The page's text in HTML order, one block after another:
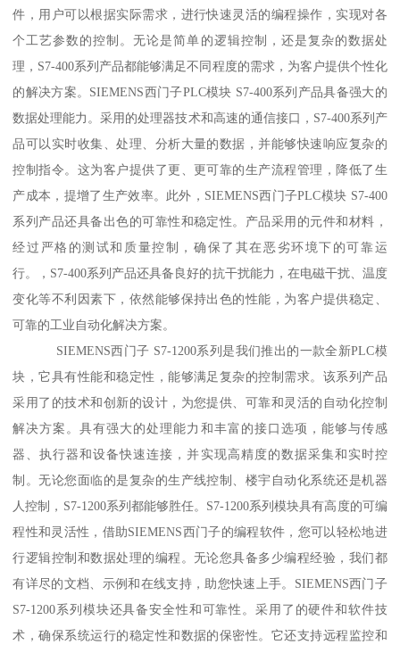
件，用户可以根据实际需求，进行快速灵活的编程操作，实现对各
个工艺参数的控制。无论是简单的逻辑控制，还是复杂的数据处
理，S7-400系列产品都能够满足不同程度的需求，为客户提供个性化
的解决方案。SIEMENS西门子PLC模块 S7-400系列产品具备强大的
数据处理能力。采用的处理器技术和高速的通信接口，S7-400系列产
品可以实时收集、处理、分析大量的数据，并能够快速响应复杂的
控制指令。这为客户提供了更、更可靠的生产流程管理，降低了生
产成本，提增了生产效率。此外，SIEMENS西门子PLC模块 S7-400
系列产品还具备出色的可靠性和稳定性。产品采用的元件和材料，
经过严格的测试和质量控制，确保了其在恶劣环境下的可靠运
行。，S7-400系列产品还具备良好的抗干扰能力，在电磁干扰、温度
变化等不利因素下，依然能够保持出色的性能，为客户提供稳定、
可靠的工业自动化解决方案。
SIEMENS西门子 S7-1200系列是我们推出的一款全新PLC模
块，它具有性能和稳定性，能够满足复杂的控制需求。该系列产品
采用了的技术和创新的设计，为您提供、可靠和灵活的自动化控制
解决方案。具有强大的处理能力和丰富的接口选项，能够与传感
器、执行器和设备快速连接，并实现高精度的数据采集和实时控
制。无论您面临的是复杂的生产线控制、楼宇自动化系统还是机器
人控制，S7-1200系列都能够胜任。S7-1200系列模块具有高度的可编
程性和灵活性，借助SIEMENS西门子的编程软件，您可以轻松地进
行逻辑控制和数据处理的编程。无论您具备多少编程经验，我们都
有详尽的文档、示例和在线支持，助您快速上手。SIEMENS西门子
S7-1200系列模块还具备安全性和可靠性。采用了的硬件和软件技
术，确保系统运行的稳定性和数据的保密性。它还支持远程监控和